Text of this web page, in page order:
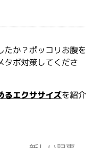
たか？ポッコリお腹を
タボ対策してくださ
るエクササイズを紹介